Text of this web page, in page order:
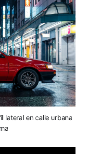
lateral en calle urbana